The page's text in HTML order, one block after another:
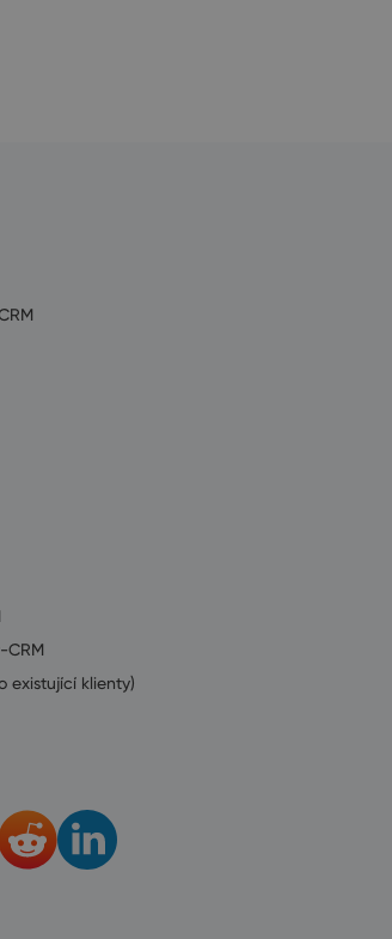
existující klienty)